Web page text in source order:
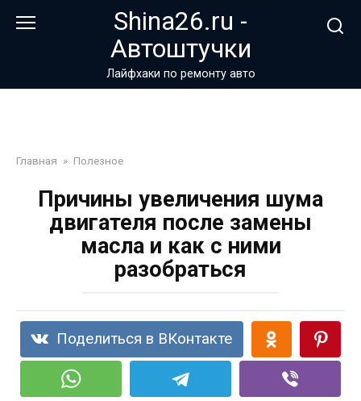
Shina26.ru -
Автоштучки
Лайфхаки по ремонту авто
Главная » Полезное
Причины увеличения шума
двигателя после замены
масла и как с ними
разобраться
Поделиться в ВКонтакте